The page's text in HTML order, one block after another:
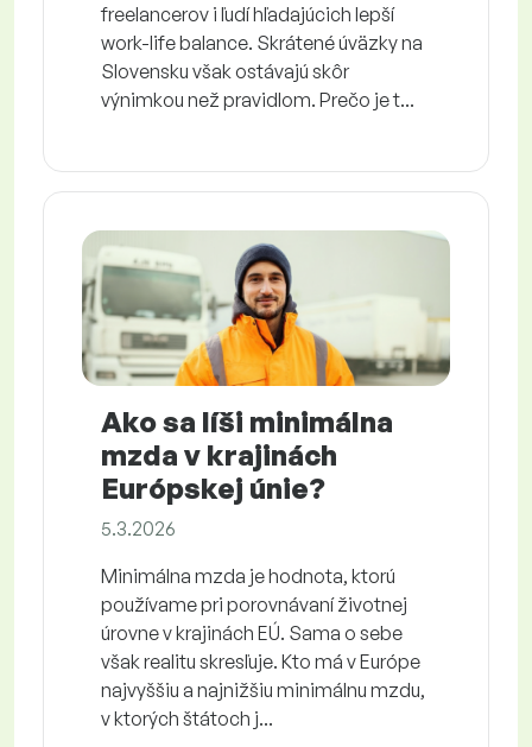
freelancerov i ľudí hľadajúcich lepší
work-life balance. Skrátené úväzky na
Slovensku však ostávajú skôr
výnimkou než pravidlom. Prečo je t...
Ako sa líši minimálna
mzda v krajinách
Európskej únie?
5.3.2026
Minimálna mzda je hodnota, ktorú
používame pri porovnávaní životnej
úrovne v krajinách EÚ. Sama o sebe
však realitu skresľuje. Kto má v Európe
najvyššiu a najnižšiu minimálnu mzdu,
v ktorých štátoch j...